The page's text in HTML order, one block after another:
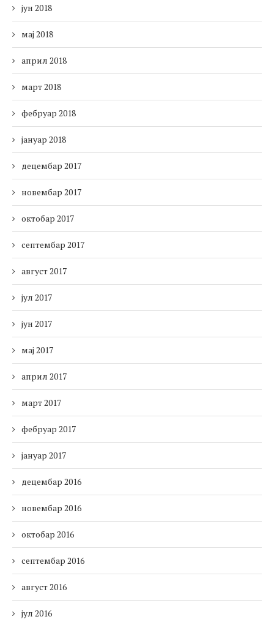
јун 2018
мај 2018
април 2018
март 2018
фебруар 2018
јануар 2018
децембар 2017
новембар 2017
октобар 2017
септембар 2017
август 2017
јул 2017
јун 2017
мај 2017
април 2017
март 2017
фебруар 2017
јануар 2017
децембар 2016
новембар 2016
октобар 2016
септембар 2016
август 2016
јул 2016